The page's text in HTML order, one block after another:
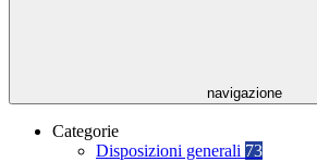
navigazione
Categorie
Disposizioni generali 73